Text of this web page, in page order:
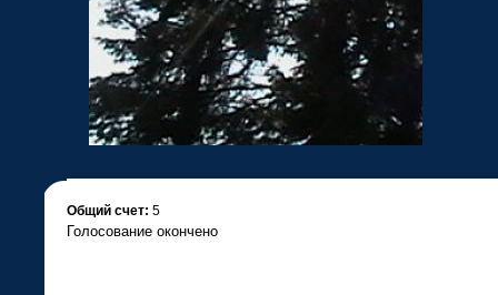
•
Общий счет: 5
Голосование окончено